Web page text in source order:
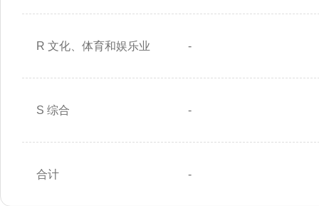
R 文化、体育和娱乐业 -
S 综合 -
合计 -